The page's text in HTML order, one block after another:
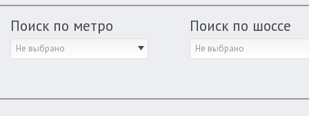
Поиск по метро
Не выбрано
Поиск по шоссе
Не выбрано